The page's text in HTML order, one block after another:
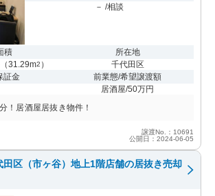
－ /相談
積
（31.29m2 ）
所在地
千代田区
証金
前業態/希望譲渡額
居酒屋/50万円
！居酒屋居抜き物件！
譲渡No.：10691
公開日：2024-06-05
田区（市ヶ谷）地上1階店舗の居抜き売却